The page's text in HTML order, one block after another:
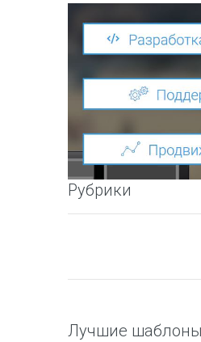
Рубрики
Лучшие